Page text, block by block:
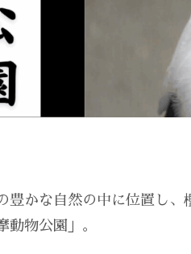
豊かな自然の中に位置し
動物公園」。